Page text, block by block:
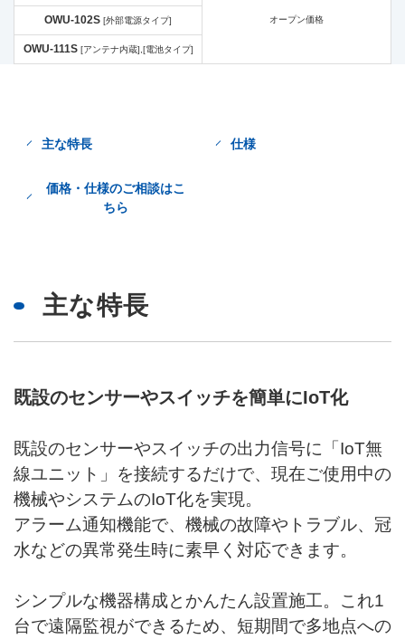
オープン価格
OWU-102S [外部電源タイプ]
OWU-111S [アンテナ内蔵],[電池タイプ]
主な特長 仕様
価格・仕様のご相談はこ
ちら
主な特長
既設のセンサーやスイッチを簡単にIoT化
既設のセンサーやスイッチの出力信号に「IoT無
線ユニット」を接続するだけで、現在ご使用中の
機械やシステムのIoT化を実現。
アラーム通知機能で、機械の故障やトラブル、冠
水などの異常発生時に素早く対応できます。
シンプルな機器構成とかんたん設置施工。これ1
台で遠隔監視ができるため、短期間で多地点への